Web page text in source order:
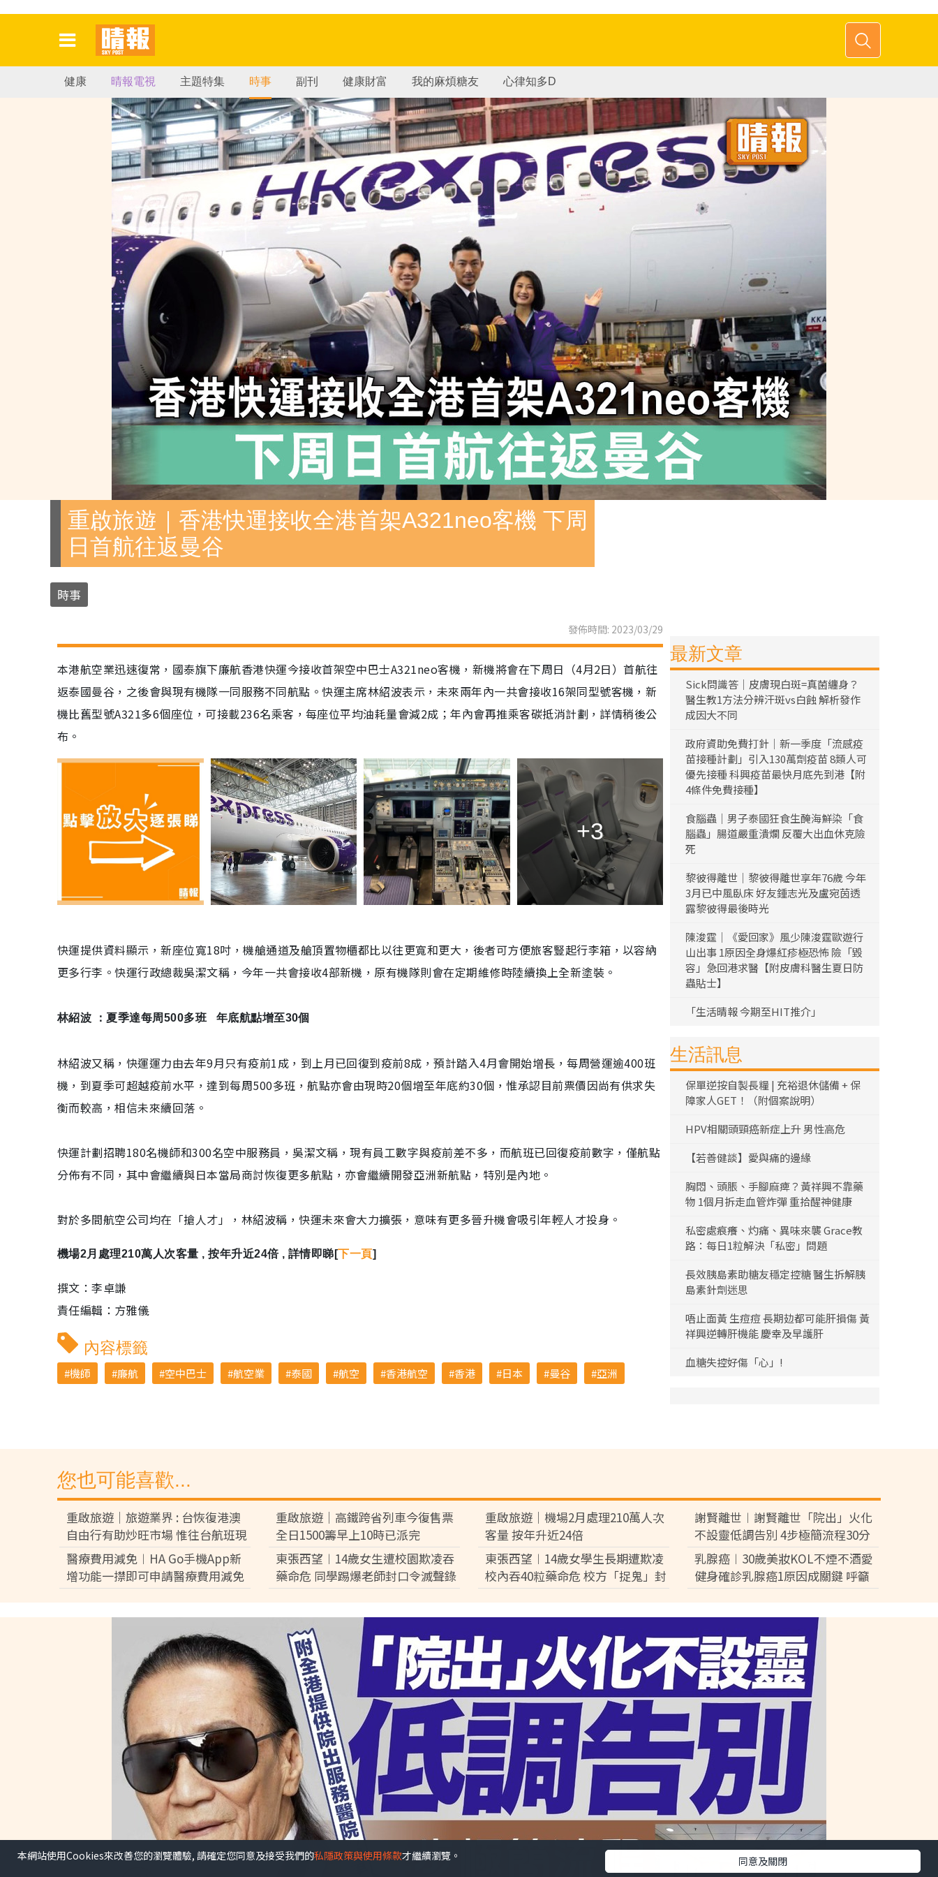
健康 晴報電視 主題特集 時事 副刊 健康財富 我的麻煩糖友 心律知多D
重啟旅遊｜香港快運接收全港首架A321neo客機 下周
日首航往返曼谷
時事
發佈時間: 2023/03/29
本港航空業迅速復常，國泰旗下廉航香港快運今接收首架空中巴士A321neo客機，新機將會在下周日（4月2日）首航往
返泰國曼谷，之後會與現有機隊一同服務不同航點。快運主席林紹波表示，未來兩年內一共會接收16架同型號客機，新
機比舊型號A321多6個座位，可接載236名乘客，每座位平均油耗量會減2成；年內會再推乘客碳抵消計劃，詳情稍後公
布。
+3
快運提供資料顯示，新座位寬18吋，機艙通道及艙頂置物櫃都比以往更寬和更大，後者可方便旅客豎起行李箱，以容納
更多行李。快運行政總裁吳潔文稱，今年一共會接收4部新機，原有機隊則會在定期維修時陸續換上全新塗裝。
林紹波 ：夏季達每周500多班 年底航點增至30個
林紹波又稱，快運運力由去年9月只有疫前1成，到上月已回復到疫前8成，預計踏入4月會開始增長，每周營運逾400班
機，到夏季可超越疫前水平，達到每周500多班，航點亦會由現時20個增至年底約30個，惟承認目前票價因尚有供求失
衡而較高，相信未來續回落。
快運計劃招聘180名機師和300名空中服務員，吳潔文稱，現有員工數字與疫前差不多，而航班已回復疫前數字，僅航點
分佈有不同，其中會繼續與日本當局商討恢復更多航點，亦會繼續開發亞洲新航點，特別是內地。
對於多間航空公司均在「搶人才」，林紹波稱，快運未來會大力擴張，意味有更多晉升機會吸引年輕人才投身。
機場2月處理210萬人次客量 , 按年升近24倍 , 詳情即睇[下一頁]
撰文：李卓謙
責任編輯：方雅儀
內容標籤
機師 廉航 空中巴士 航空業 泰國 航空 香港航空 香港 日本 曼谷 亞洲
最新文章
Sick問識答｜皮膚現白斑=真菌纏身？
醫生教1方法分辨汗斑vs白蝕 解析發作
成因大不同
政府資助免費打針｜新一季度「流感疫
苗接種計劃」引入130萬劑疫苗 8類人可
優先接種 科興疫苗最快月底先到港【附
4條件免費接種】
食腦蟲｜男子泰國狂食生醃海鮮染「食
腦蟲」腸道嚴重潰爛 反覆大出血休克險
死
黎彼得離世｜黎彼得離世享年76歲 今年
3月已中風臥床 好友鍾志光及盧宛茵透
露黎彼得最後時光
陳浚霆｜《愛回家》風少陳浚霆歐遊行
山出事 1原因全身爆紅疹極恐怖 險「毀
容」急回港求醫【附皮膚科醫生夏日防
蟲貼士】
「生活晴報 今期至HIT推介」
生活訊息
保單逆按自製長糧 | 充裕退休儲備 + 保
障家人GET！（附個案說明）
HPV相關頭頸癌新症上升 男性高危
【若善健談】愛與痛的邊緣
胸悶、頭脹、手腳麻痺？黃祥興不靠藥
物 1個月拆走血管炸彈 重拾醒神健康
私密處痕癢、灼痛、異味來襲 Grace教
路：每日1粒解決「私密」問題
長效胰島素助糖友穩定控糖 醫生拆解胰
島素針劑迷思
唔止面黃 生痘痘 長期攰都可能肝損傷 黃
祥興逆轉肝機能 慶幸及早護肝
血糖失控好傷「心」!
您也可能喜歡...
重啟旅遊｜旅遊業界 : 台恢復港澳
自由行有助炒旺市場 惟往台航班現
僅疫情前2成
重啟旅遊｜高鐵跨省列車今復售票
全日1500籌早上10時已派完
重啟旅遊｜機場2月處理210萬人次
客量 按年升近24倍
謝賢離世︱謝賢離世「院出」火化
不設靈低調告別 4步極簡流程30分
鐘即出殯 只適用1類病人【附全港
院出服務醫院名單】
醫療費用減免︱HA Go手機App新
增功能一㩒即可申請醫療費用減免
3分鐘完成預約免排隊【附申請條
東張西望︱14歲女生遭校園欺凌吞
藥命危 同學踢爆老師封口令滅聲錄
音逼和解：討論都冇用
東張西望︱14歲女學生長期遭欺凌
校內吞40粒藥命危 校方「捉鬼」封
口 家屬震怒踢爆冷血內幕
乳腺癌︱30歲美妝KOL不煙不酒愛
健身確診乳腺癌1原因成關鍵 呼籲
女性：該發瘋就發瘋
本網站使用Cookies來改善您的瀏覽體驗, 請確定您同意及接受我們的私隱政策與使用條款才繼續瀏覽。 同意及關閉